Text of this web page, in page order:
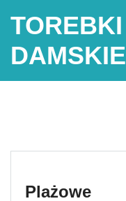
TOREBKI
DAMSKIE
Plażowe